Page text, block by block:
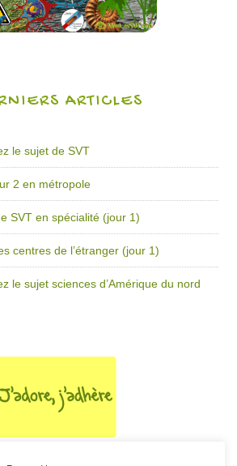
ARTICLES
le sujet de SVT
2 en métropole
SVT en spécialité (jour 1)
centres de l’étranger (jour 1)
le sujet sciences d’Amérique du nord